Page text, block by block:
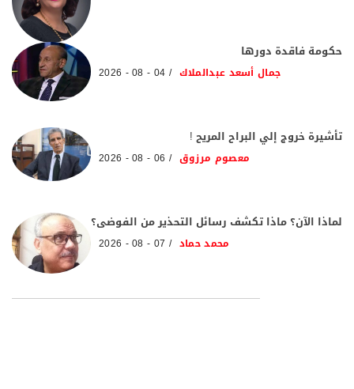
حكومة فاقدة دورها
جمال أسعد عبدالملاك 04 - 08 - 2026
تأشيرة خروج إلي البراح المريح !
معصوم مرزوق 06 - 08 - 2026
لماذا الآن؟ ماذا تكشف رسائل التحذير من الفوضى؟
محمد حماد 07 - 08 - 2026